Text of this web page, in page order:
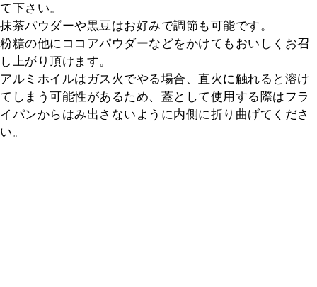
て下さい。
抹茶パウダーや黒豆はお好みで調節も可能です。
粉糖の他にココアパウダーなどをかけてもおいしくお召
し上がり頂けます。
アルミホイルはガス火でやる場合、直火に触れると溶け
てしまう可能性があるため、蓋として使用する際はフラ
イパンからはみ出さないように内側に折り曲げてくださ
い。